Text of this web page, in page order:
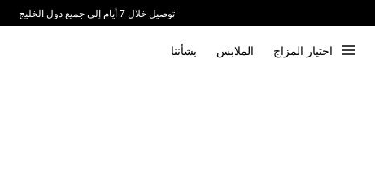
توصيل خلال 7 أيام إلى جميع دول الخليج
اختيار المزاج الملابس بشأننا